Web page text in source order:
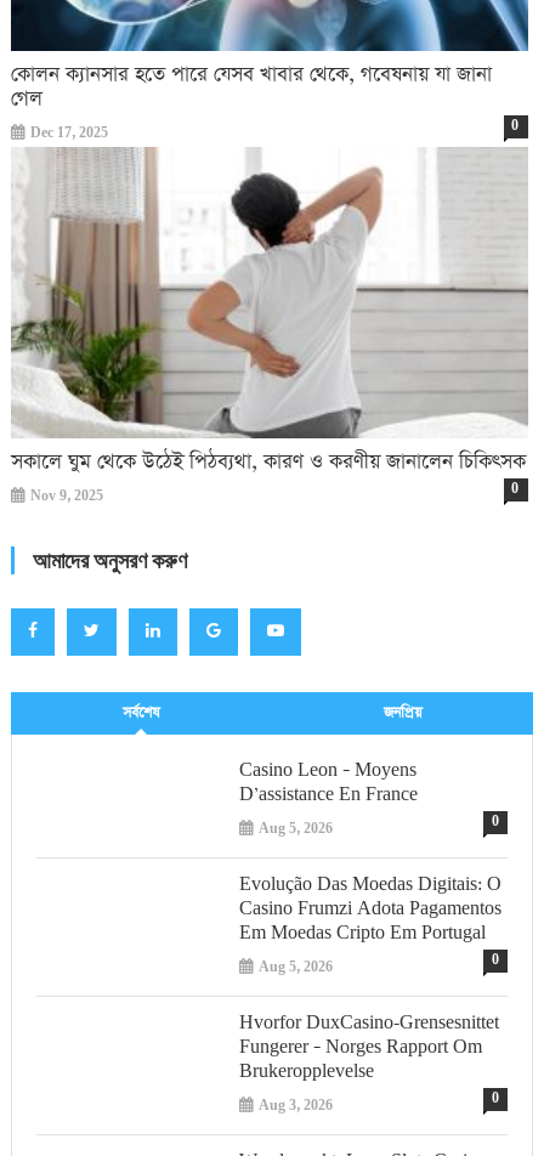
কোলন ক্যানসার হতে পারে যেসব খাবার থেকে, গবেষনায় যা জানা
গেল
Dec 17, 2025 0
সকালে ঘুম থেকে উঠেই পিঠব্যথা, কারণ ও করণীয় জানালেন চিকিৎসক
Nov 9, 2025 0
আমাদের অনুসরণ করুণ
সর্বশেষ জনপ্রিয়
Casino Leon – Moyens
D’assistance En France
Aug 5, 2026 0
Evolução Das Moedas Digitais: O
Casino Frumzi Adota Pagamentos
Em Moedas Cripto Em Portugal
Aug 5, 2026 0
Hvorfor DuxCasino-Grensesnittet
Fungerer – Norges Rapport Om
Brukeropplevelse
Aug 3, 2026 0